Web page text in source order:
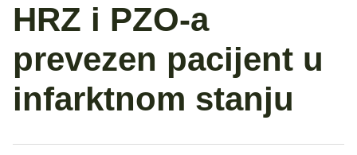
HRZ i PZO-a
prevezen pacijent u
infarktnom stanju